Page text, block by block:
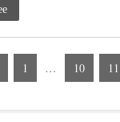
1 … 10 11